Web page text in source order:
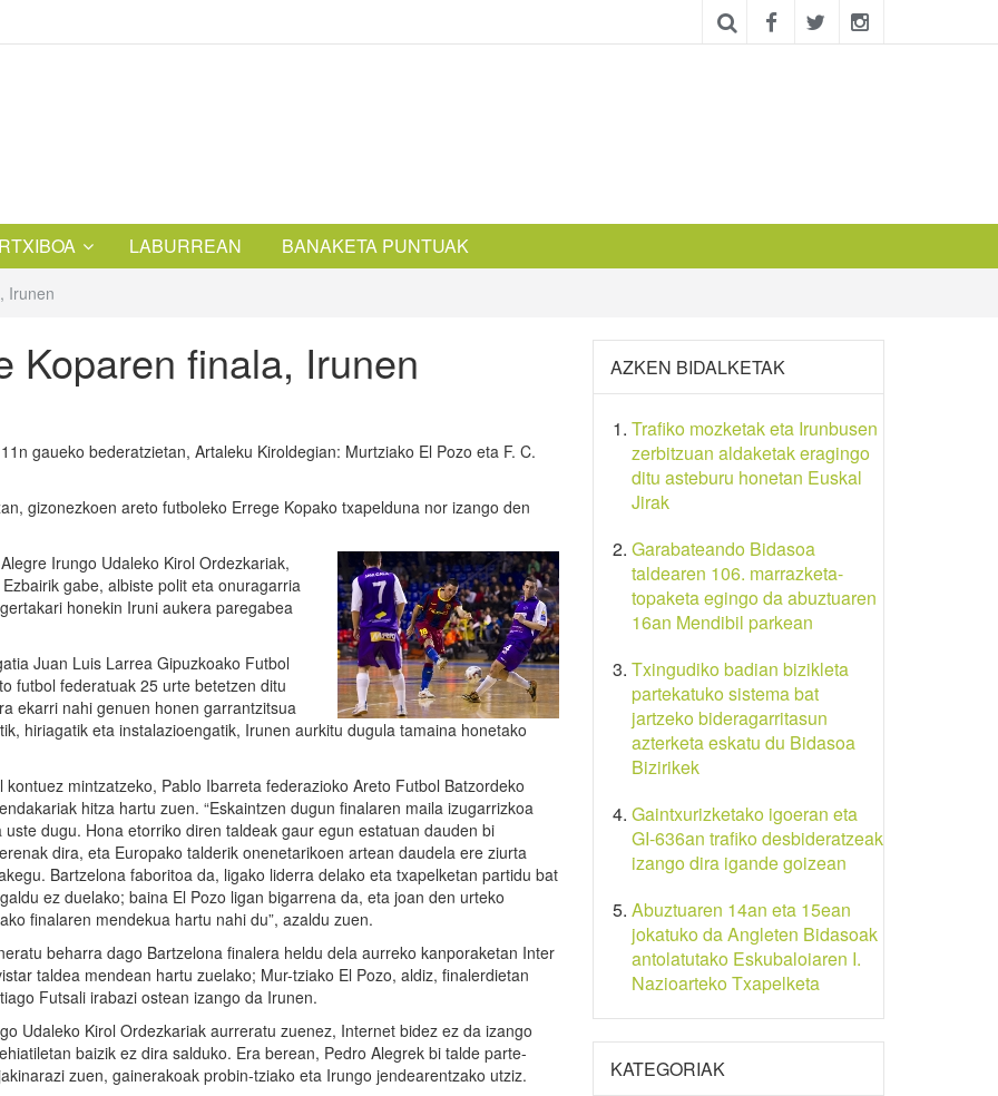
LABURREAN BANAKETA PUNTUAK
Irunen
Koparen finala, Irunen
gaueko bederatzietan, Artaleku Kiroldegian: Murtziako El Pozo eta F. C.
gizonezkoen areto futboleko Errege Kopako txapelduna nor izango den
Irungo Udaleko Kirol Ordezkariak,
gabe, albiste polit eta onuragarria
honekin Iruni aukera paregabea
Juan Luis Larrea Gipuzkoako Futbol
futbol federatuak 25 urte betetzen ditu
ekarri nahi genuen honen garrantzitsua
hiriagatik eta instalazioengatik, Irunen aurkitu dugula tamaina honetako
kontuez mintzatzeko, Pablo Ibarreta federazioko Areto Futbol Batzordeko
hitza hartu zuen. “Eskaintzen dugun finalaren maila izugarrizkoa
uste dugu. Hona etorriko diren taldeak gaur egun estatuan dauden bi
dira, eta Europako talderik onenetarikoen artean daudela ere ziurta
Bartzelona faboritoa da, ligako liderra delako eta txapelketan partidu bat
ez duelako; baina El Pozo ligan bigarrena da, eta joan den urteko
finalaren mendekua hartu nahi du”, azaldu zuen.
beharra dago Bartzelona finalera heldu dela aurreko kanporaketan Inter
taldea mendean hartu zuelako; Mur-tziako El Pozo, aldiz, finalerdietan
Futsali irabazi ostean izango da Irunen.
Udaleko Kirol Ordezkariak aurreratu zuenez, Internet bidez ez da izango
baizik ez dira salduko. Era berean, Pedro Alegrek bi talde parte-
zuen, gainerakoak probin-tziako eta Irungo jendearentzako utziz.
AZKEN BIDALKETAK
Trafiko mozketak eta Irunbusen
zerbitzuan aldaketak eragingo
ditu asteburu honetan Euskal
Jirak
Garabateando Bidasoa
taldearen 106. marrazketa-
topaketa egingo da abuztuaren
16an Mendibil parkean
Txingudiko badian bizikleta
partekatuko sistema bat
jartzeko bideragarritasun
azterketa eskatu du Bidasoa
Bizirikek
Gaintxurizketako igoeran eta
GI-636an trafiko desbideratzeak
izango dira igande goizean
Abuztuaren 14an eta 15ean
jokatuko da Angleten Bidasoak
antolatutako Eskubaloiaren I.
Nazioarteko Txapelketa
KATEGORIAK